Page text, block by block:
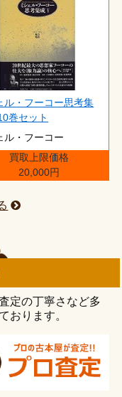
ル・フーコー思考集
巻セット
ル・フーコー
買取上限価格
20,000円
定の丁寧さなど多
おります。